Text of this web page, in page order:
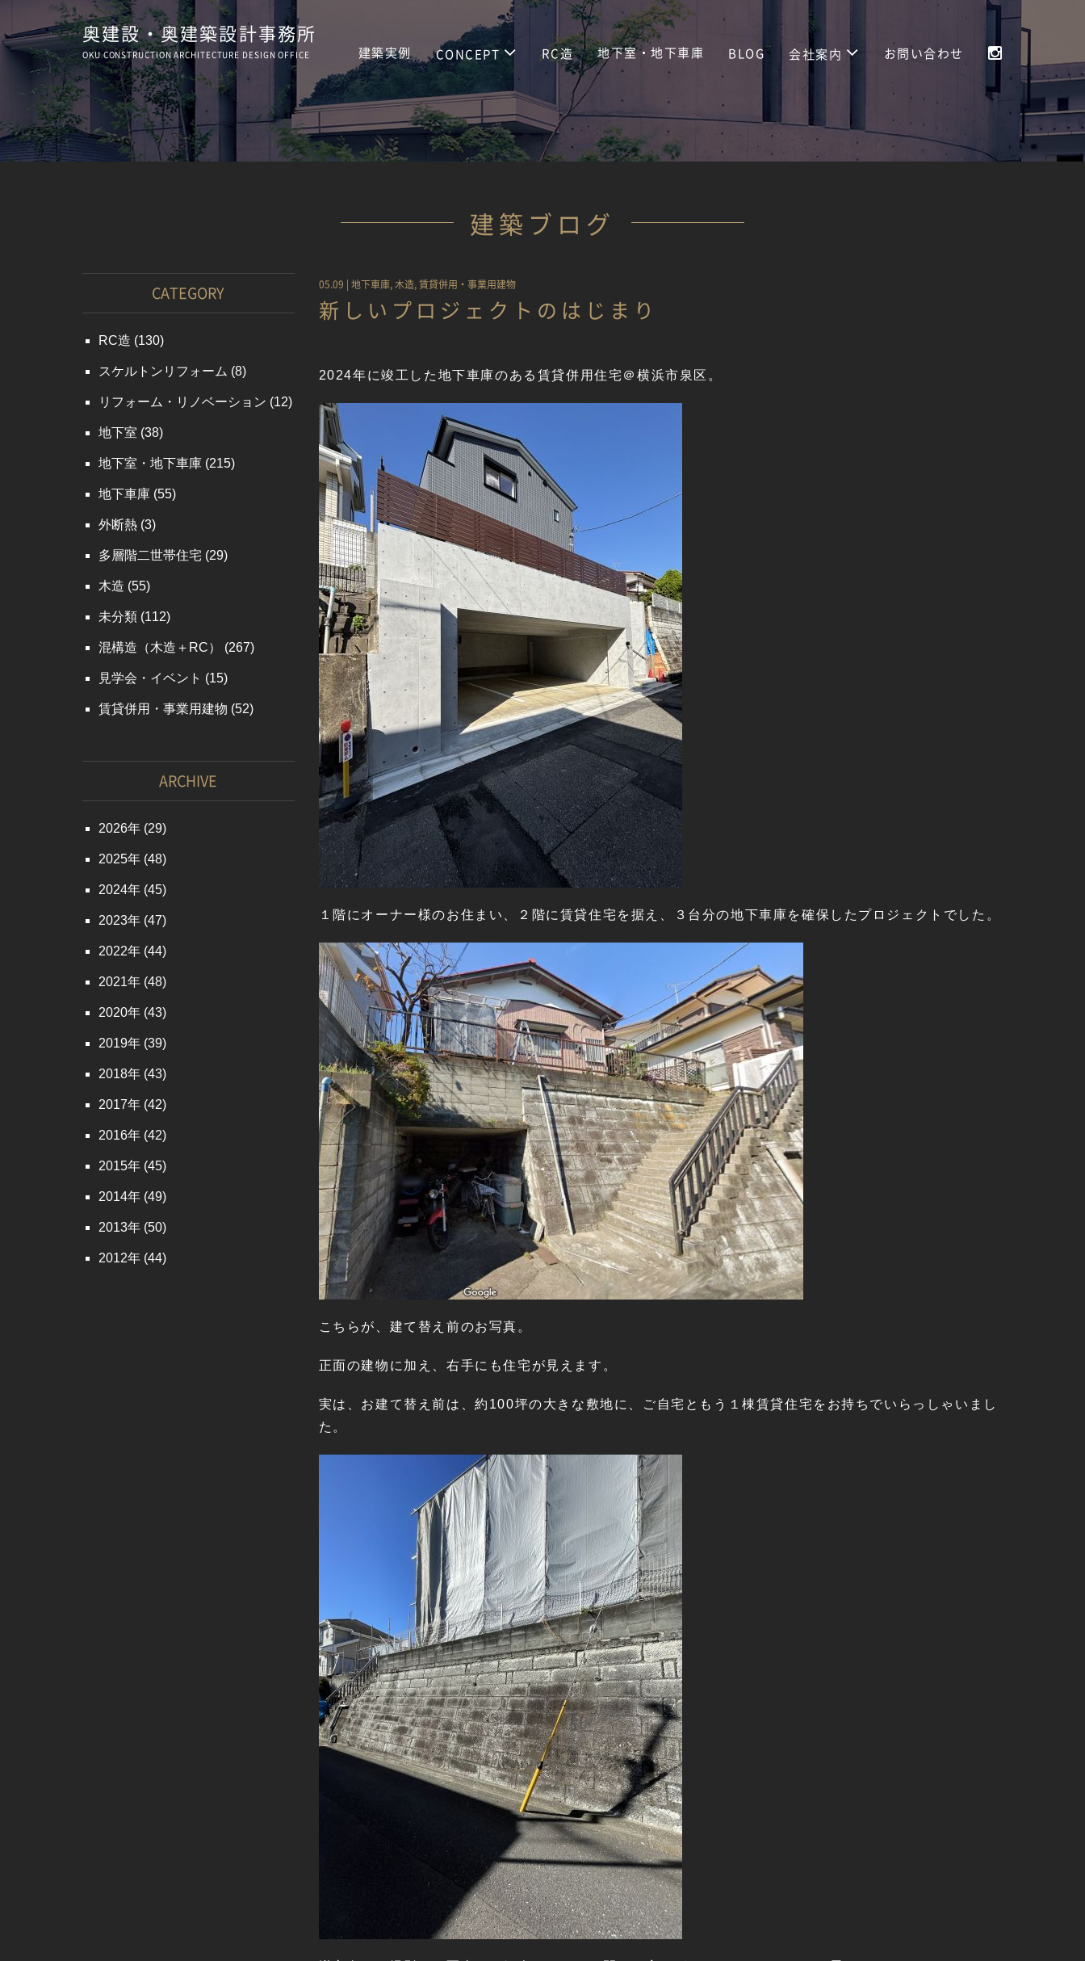
奥建設・奥建築設計事務所
OKU CONSTRUCTIONARCHITECTURE DESIGN OFFICE 建築実例 CONCEPT RC造 地下室・地下車庫 BLOG 会社案内 お問い合わせ
建築ブログ
05.09 | 地下車庫,木造,賃貸併用・事業用建物
新しいプロジェクトのはじまり
2024年に竣工した地下車庫のある賃貸併用住宅＠横浜市泉区。
１階にオーナー様のお住まい、２階に賃貸住宅を据え、３台分の地下車庫を確保したプロジェクトでした。
こちらが、建て替え前のお写真。
正面の建物に加え、右手にも住宅が見えます。
実は、お建て替え前は、約100坪の大きな敷地に、ご自宅ともう１棟賃貸住宅をお持ちでいらっしゃいまし
た。
CATEGORY
RC造 (130)
スケルトンリフォーム (8)
リフォーム・リノベーション (12)
地下室 (38)
地下室・地下車庫 (215)
地下車庫 (55)
外断熱 (3)
多層階二世帯住宅 (29)
木造 (55)
未分類 (112)
混構造（木造＋RC） (267)
見学会・イベント (15)
賃貸併用・事業用建物 (52)
ARCHIVE
2026 (29)
2025 (48)
2024 (45)
2023 (47)
2022 (44)
2021 (48)
2020 (43)
2019 (39)
2018 (43)
2017 (42)
2016 (42)
2015 (45)
2014 (49)
2013 (50)
2012 (44)